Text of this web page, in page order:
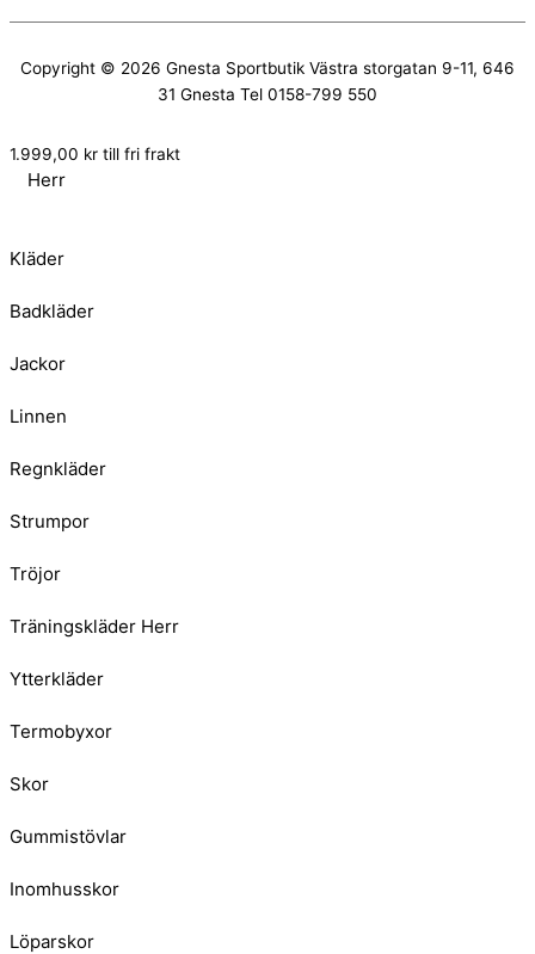
Copyright © 2026 Gnesta Sportbutik Västra storgatan 9-11, 646
31 Gnesta Tel 0158-799 550
1.999,00 kr till fri frakt
Herr
Kläder
Badkläder
Jackor
Linnen
Regnkläder
Strumpor
Tröjor
Träningskläder Herr
Ytterkläder
Termobyxor
Skor
Gummistövlar
Inomhusskor
Löparskor